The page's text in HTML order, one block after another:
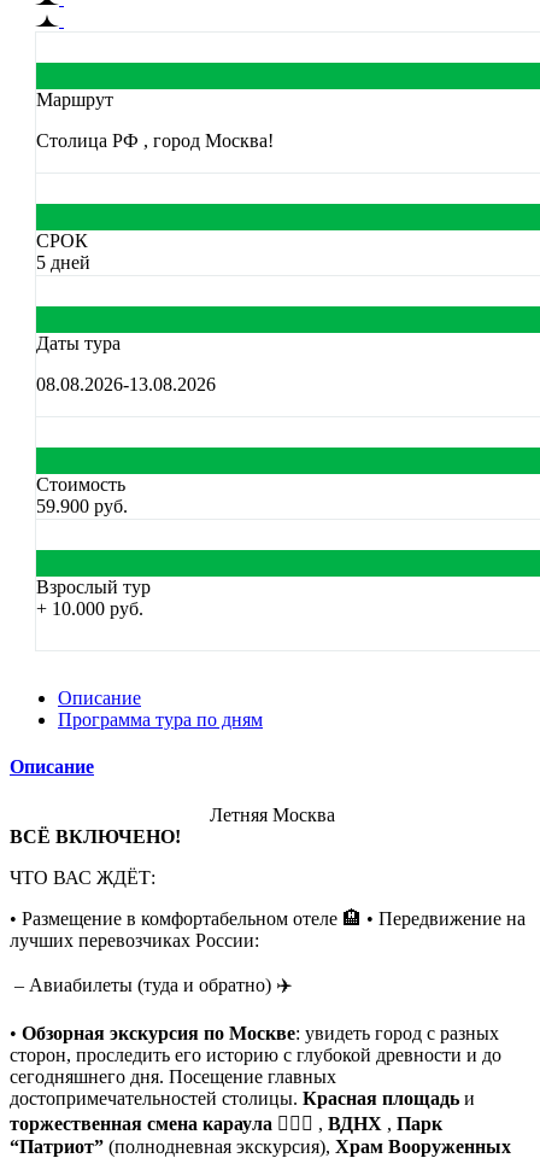
Маршрут
Столица РФ , город Москва!
СРОК
5 дней
Даты тура
08.08.2026-13.08.2026
Стоимость
59.900 руб.
Взрослый тур
+ 10.000 руб.
Описание
Программа тура по дням
Описание
Летняя Москва
ВСЁ ВКЛЮЧЕНО!
ЧТО ВАС ЖДЁТ:
• Размещение в комфортабельном отеле 🏨 • Передвижение на
лучших перевозчиках России:
– Авиабилеты (туда и обратно) ✈️
• Обзорная экскурсия по Москве: увидеть город с разных
сторон, проследить его историю с глубокой древности и до
сегодняшнего дня. Посещение главных
достопримечательностей столицы. Красная площадь и
торжественная смена караула 💂🏻‍♀ , ВДНХ , Парк
“Патриот” (полнодневная экскурсия), Храм Вооруженных